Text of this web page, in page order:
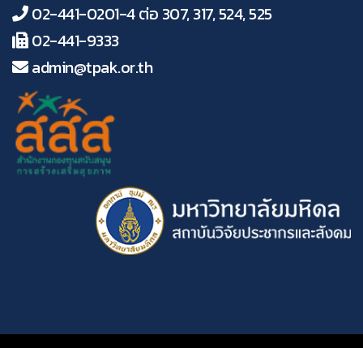
02-441-0201-4 ต่อ 307, 317, 524, 525
02-441-9333
admin@tpak.or.th